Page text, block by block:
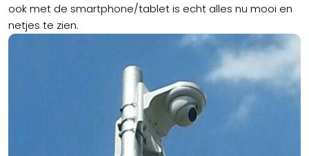
ook met de smartphone/tablet is echt alles nu mooi en
netjes te zien.